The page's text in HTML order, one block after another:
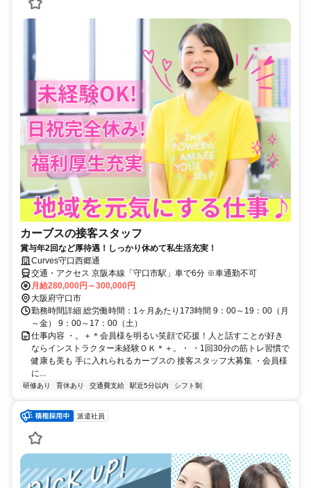
カーブスの接客スタッフ
賞与年2回など厚待遇！しっかり休めて私生活充実！
Curves守口西郷通
交通・アクセス 京阪本線「守口市駅」車で6分 ※車通勤不可
月給280,000円～300,000円
大阪府守口市
勤務時間詳細 総労働時間：1ヶ月あたり173時間 9：00～19：00（月
～金） 9：00～17：00（土）
仕事内容 ・。＋＊会員様を明るい笑顔で応援！人と話すことが好き
ならインストラクター未経験ＯＫ＊＋。・ ・1回30分の筋トレ習慣で
健康も美も 手に入れられるカーブスの 接客スタッフ大募集 ・会員様
に...
研修あり 育休あり 交通費支給 駅近5分以内 シフト制
派遣社員